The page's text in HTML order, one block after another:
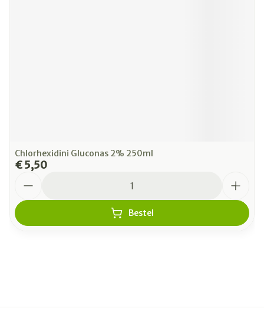
Chlorhexidini Gluconas 2% 250ml
€ 5,50
Bestel